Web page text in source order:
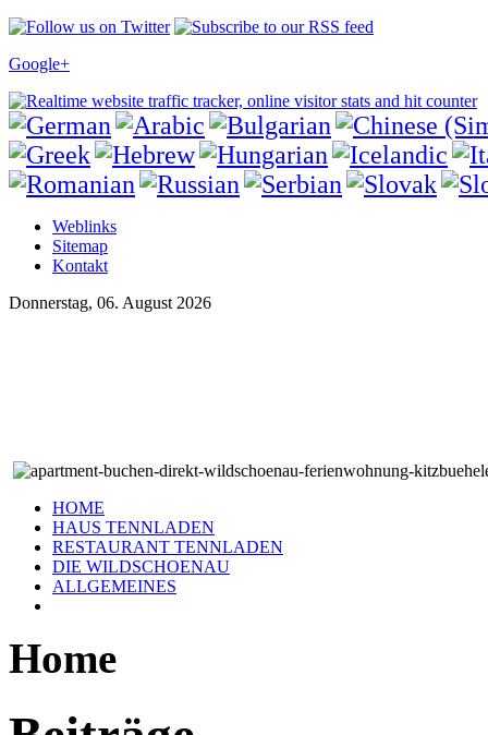
Google+
Weblinks
Sitemap
Kontakt
Donnerstag, 06. August 2026
HOME
HAUS TENNLADEN
RESTAURANT TENNLADEN
DIE WILDSCHOENAU
ALLGEMEINES
Home